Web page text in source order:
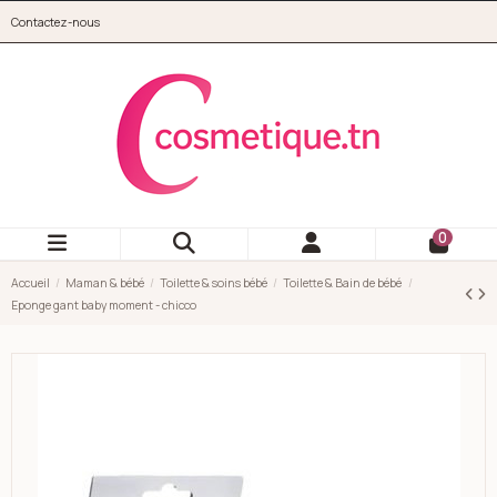
Contactez-nous
0
Accueil Maman & bébé Toilette & soins bébé
Toilette & Bain de bébé
Eponge gant baby moment - chicco